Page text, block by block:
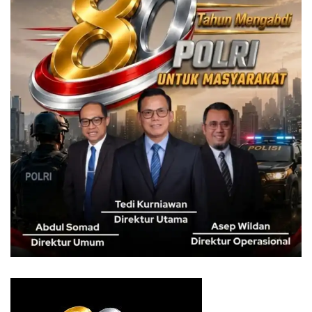
Pemaparan dimulai dari bagian Satuan Pengawas Internal
(SPI) yang di sampaikan oleh Kepala Bagian SPI yakni
Aries Budiwidodo, selanjutnya dilanjutkan oleh bagian
Sekretariat Perusahaan yang disampaikan oleh Wahyu
Jatmiko Krisdiyanto.
Kemudian dilanjutkan oleh Kepala Bagian Keuangan dan
Akuntansi Tri Banuas, dilanjutkan oleh Teguh Widodo
selaku Kepala Bagian Transformasi & Sistem, kemudian
Kepala Bagian SDM & TI yakni Krisnawan, dilanjutkan
Kepala Bagian Pemasaran dan Pengadaan yakni Kesowo
Sidi dan Kepala Bagian Operasional I & Asesmen
bersama Kepala Bagian Opersional II yakni R.Ngt. Feby
Dwiardiani dan Wagino.
Lebih lanjut ia mengatakan PT LPP Agro Nusantara juga